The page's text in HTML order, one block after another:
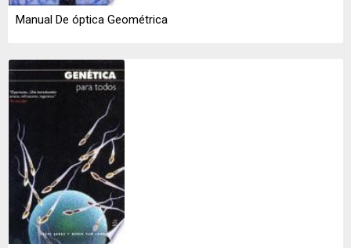
Manual De óptica Geométrica